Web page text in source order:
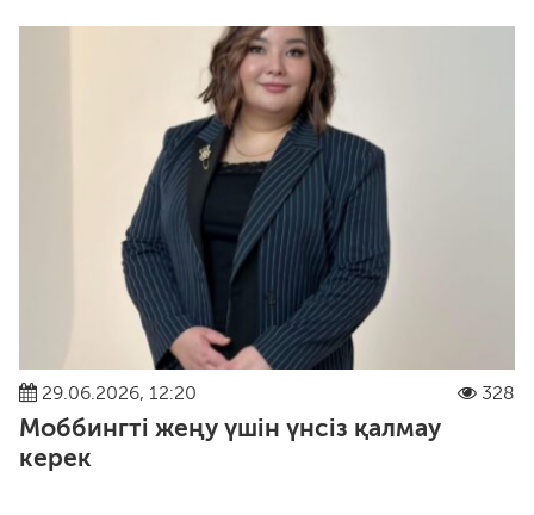
29.06.2026, 12:20 328
Моббингті жеңу үшін үнсіз қалмау
керек